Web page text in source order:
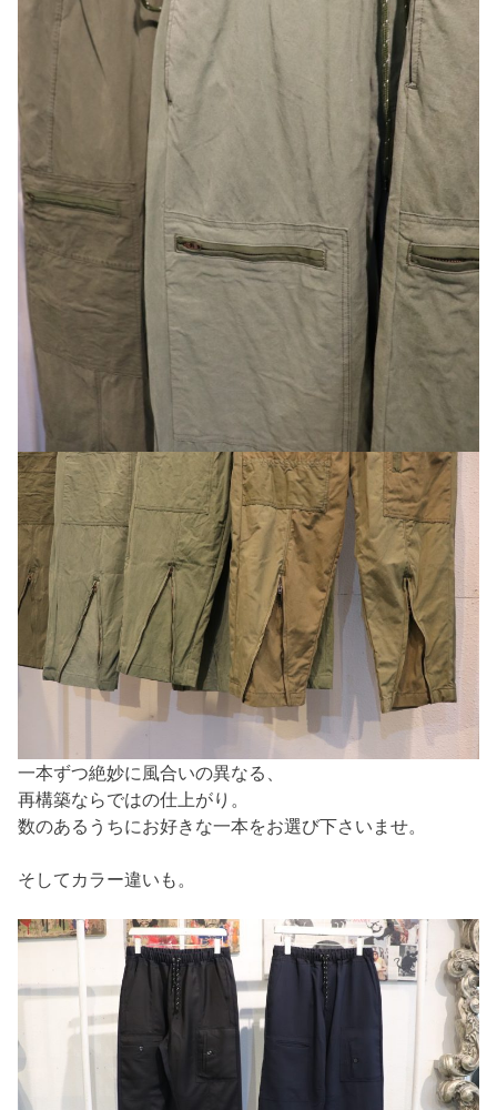
一本ずつ絶妙に風合いの異なる、
再構築ならではの仕上がり。
数のあるうちにお好きな一本をお選び下さいませ。
そしてカラー違いも。